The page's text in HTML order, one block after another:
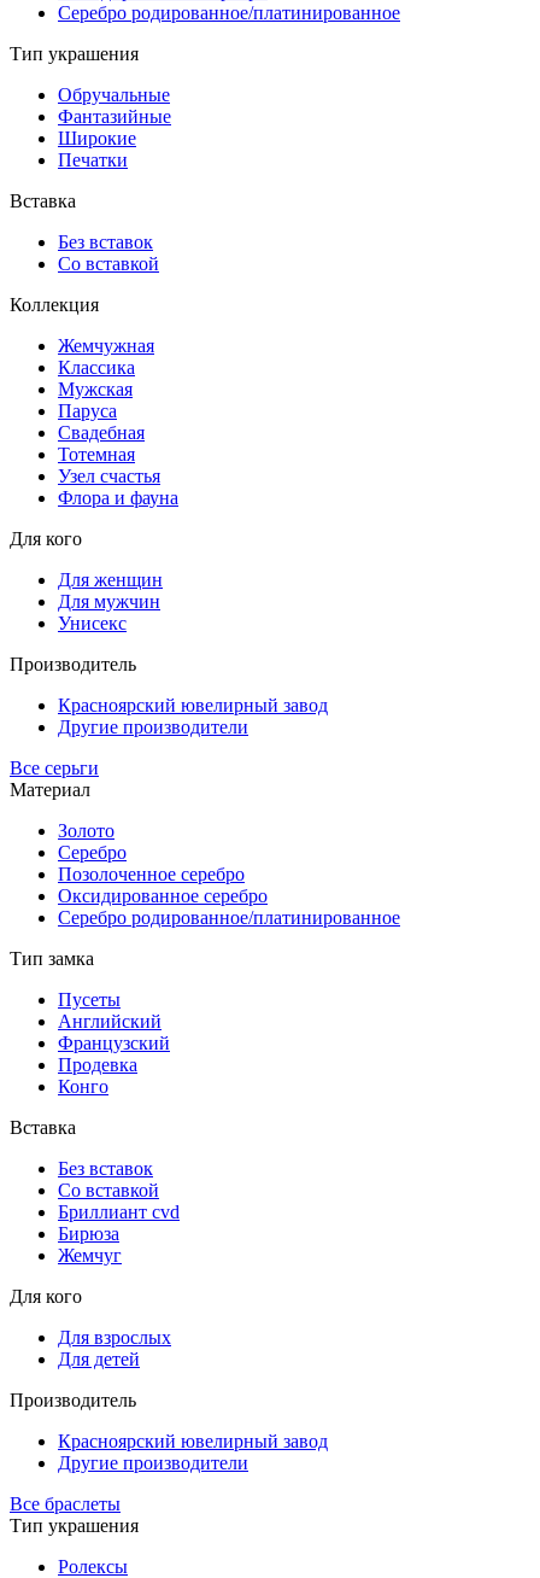
Серебро родированное/платинированное
Тип украшения
Обручальные
Фантазийные
Широкие
Печатки
Вставка
Без вставок
Со вставкой
Коллекция
Жемчужная
Классика
Мужская
Паруса
Свадебная
Тотемная
Узел счастья
Флора и фауна
Для кого
Для женщин
Для мужчин
Унисекс
Производитель
Красноярский ювелирный завод
Другие производители
Все серьги
Материал
Золото
Серебро
Позолоченное серебро
Оксидированное серебро
Серебро родированное/платинированное
Тип замка
Пусеты
Английский
Французский
Продевка
Конго
Вставка
Без вставок
Со вставкой
Бриллиант cvd
Бирюза
Жемчуг
Для кого
Для взрослых
Для детей
Производитель
Красноярский ювелирный завод
Другие производители
Все браслеты
Тип украшения
Ролексы